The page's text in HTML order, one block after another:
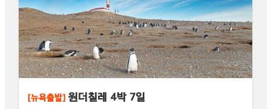
[뉴욕출발] 원더칠레 4박 7일